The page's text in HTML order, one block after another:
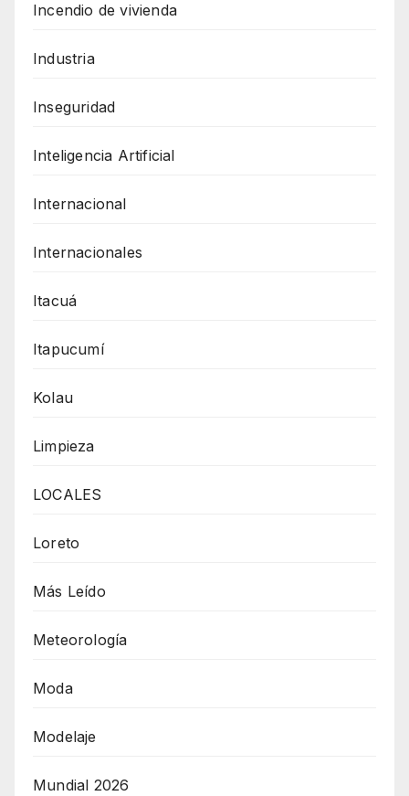
Incendio de vivienda
Industria
Inseguridad
Inteligencia Artificial
Internacional
Internacionales
Itacuá
Itapucumí
Kolau
Limpieza
LOCALES
Loreto
Más Leído
Meteorología
Moda
Modelaje
Mundial 2026